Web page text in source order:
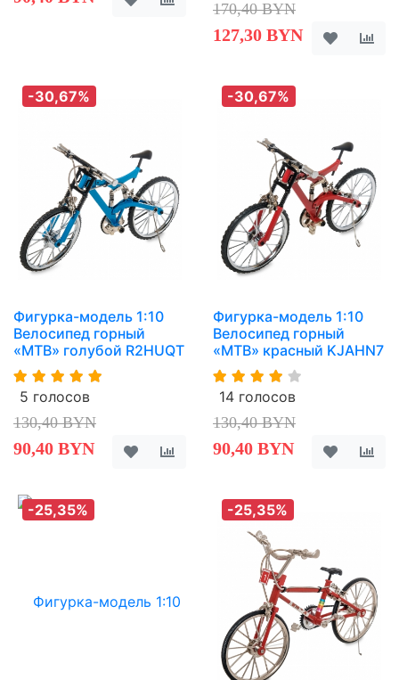
170,40 BYN
127,30 BYN
-30,67%
Фигурка-модель 1:10
Велосипед горный
«MTB» голубой R2HUQT
5 голосов
130,40 BYN
90,40 BYN
-30,67%
Фигурка-модель 1:10
Велосипед горный
«MTB» красный KJAHN7
14 голосов
130,40 BYN
90,40 BYN
-25,35% -25,35%